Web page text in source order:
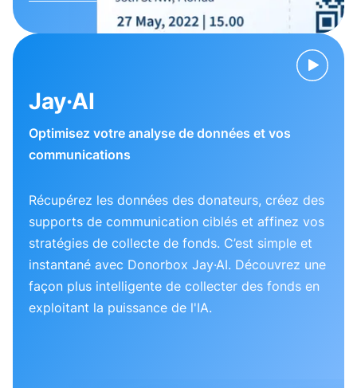
Jay·AI
Optimisez votre analyse de données et vos
communications
Récupérez les données des donateurs, créez des
supports de communication ciblés et affinez vos
stratégies de collecte de fonds. C’est simple et
instantané avec Donorbox Jay·AI. Découvrez une
façon plus intelligente de collecter des fonds en
exploitant la puissance de l'IA.